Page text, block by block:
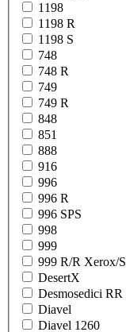
1198
1198 R
1198 S
748
748 R
749
749 R
848
851
888
916
996
996 R
996 SPS
998
999
999 R/R Xerox/S
DesertX
Desmosedici RR
Diavel
Diavel 1260